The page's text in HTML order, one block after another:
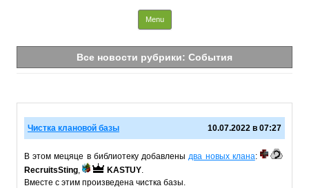
Info PaladinsMenu
Skip to content
Все новости рубрики: События
Чистка клановой базы 10.07.2022 в 07:27
В этом мецяце в библиотеку добавленыдва новых клана:
RecruitsSting, KASTUY.
Вместе с этим произведена чистка базы.